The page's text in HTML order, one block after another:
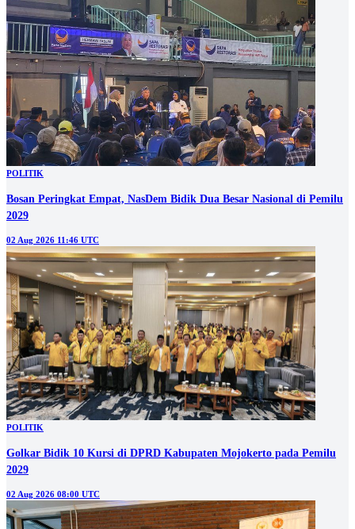
POLITIK
Bosan Peringkat Empat, NasDem Bidik Dua Besar Nasional di Pemilu
2029
02 Aug 2026 11:46 UTC
POLITIK
Golkar Bidik 10 Kursi di DPRD Kabupaten Mojokerto pada Pemilu
2029
02 Aug 2026 08:00 UTC